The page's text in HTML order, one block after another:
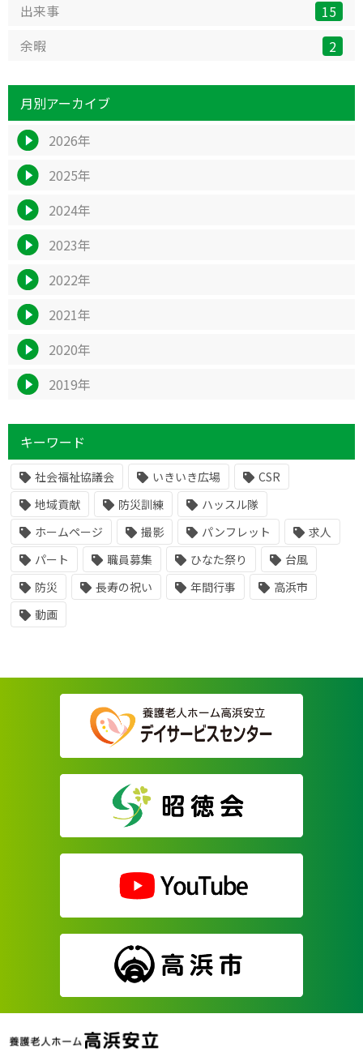
出来事
15
余暇
2
月別アーカイブ
2026年
2025年
2024年
2023年
2022年
2021年
2020年
2019年
キーワード
社会福祉協議会 いきいき広場
CSR
地域貢献
防災訓練
ハッスル隊
ホームページ
撮影 パンフレット
求人
パート
職員募集 ひなた祭り
台風
防災
長寿の祝い 年間行事
高浜市
動画